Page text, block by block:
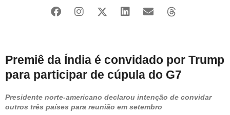
Premiê da Índia é convidado por Trump
para participar de cúpula do G7
Presidente norte-americano declarou intenção de convidar
outros três países para reunião em setembro